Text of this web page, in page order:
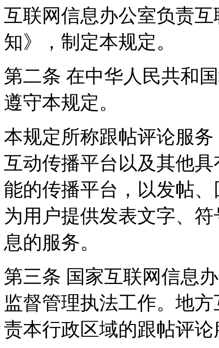
互联网信息办公室负责
知》，制定本规定。
第二条 在中华人民共和
遵守本规定。
本规定所称跟帖评论服
互动传播平台以及其他
能的传播平台，以发帖
为用户提供发表文字、
息的服务。
第三条 国家互联网信息
监督管理执法工作。地
责本行政区域的跟帖评